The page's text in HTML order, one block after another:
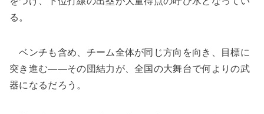
る。
ベンチも含め、チーム全体が同じ方向を向き、目標に
突き進む――その団結力が、全国の大舞台で何よりの武
器になるだろう。